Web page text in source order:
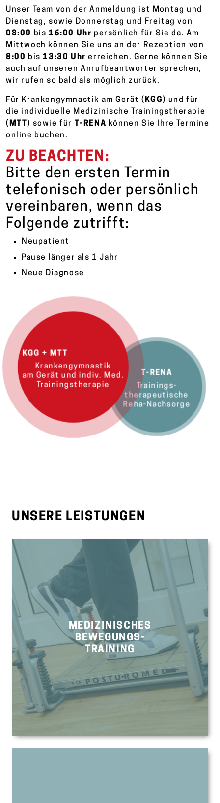
Unser Team von der Anmeldung ist Montag und
Dienstag, sowie Donnerstag und Freitag von
08:00
bis 16:00 Uhr persönlich für Sie da. Am
Mittwoch können Sie uns an der Rezeption von
8:00 bis13:30 Uhr erreichen. Gerne können Sie
auch auf unseren Anrufbeantworter sprechen,
wir rufen so bald als möglich zurück.
Für Krankengymnastik am Gerät ( KGG) und für
die individuelle Medizinische Trainingstherapie
( MTT) sowie für T-RENA können Sie Ihre Termine
online buchen.
ZU BEACHTEN:
Bitte den ersten Termin
telefonisch oder persönlich
vereinbaren, wenn das
Folgende zutrifft:
Neupatient
Pause länger als 1 Jahr
Neue Diagnose
KGG + MTT
Krankengymnastik
am Gerät und indiv. Med.
Trainingstherapie
T-RENA
Trainings-
therapeutische
Reha-Nachsorge
UNSERE LEISTUNGEN
MEDIZINISCHES
BEWEGUNGS-
TRAINING